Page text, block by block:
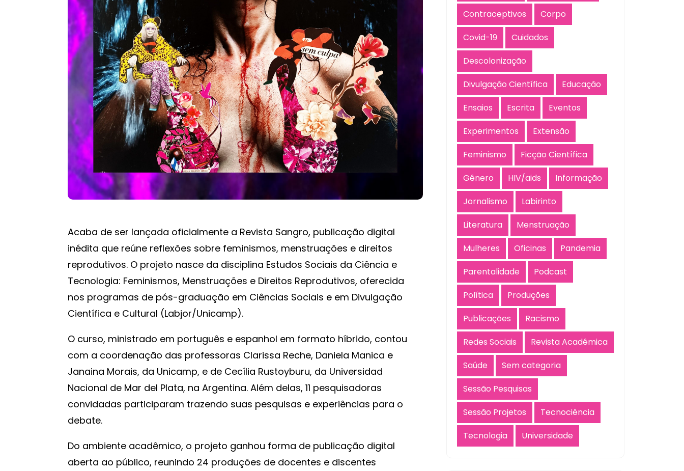
Acaba de ser lançada oficialmente a Revista Sangro, publicação digital
inédita que reúne reflexões sobre feminismos, menstruações e direitos
reprodutivos. O projeto nasce da disciplina Estudos Sociais da Ciência e
Tecnologia: Feminismos, Menstruações e Direitos Reprodutivos, oferecida
nos programas de pós-graduação em Ciências Sociais e em Divulgação
Científica e Cultural (Labjor/Unicamp).
O curso, ministrado em português e espanhol em formato híbrido, contou
com a coordenação das professoras Clarissa Reche, Daniela Manica e
Janaina Morais, da Unicamp, e de Cecília Rustoyburu, da Universidad
Nacional de Mar del Plata, na Argentina. Além delas, 11 pesquisadoras
convidadas participaram trazendo suas pesquisas e experiências para o
debate.
Do ambiente acadêmico, o projeto ganhou forma de publicação digital
aberta ao público, reunindo 24 produções de docentes e discentes
Contraceptivos
Corpo
Covid-19
Cuidados
Descolonização
Divulgação Científica
Educação
Ensaios
Escrita
Eventos
Experimentos
Extensão
Feminismo
Ficção Científica
Gênero
HIV/aids
Informação
Jornalismo
Labirinto
Literatura
Menstruação
Mulheres
Oficinas
Pandemia
Parentalidade
Podcast
Política
Produções
Publicações
Racismo
Redes Sociais
Revista Acadêmica
Saúde
Sem categoria
Sessão Pesquisas
Sessão Projetos
Tecnociência
Tecnologia
Universidade